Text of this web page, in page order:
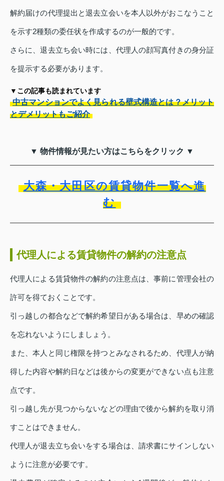
解約届けの代理提出と退去立会いを本人以外がおこなうこと
を示す2種類の委任状を作成するのが一般的です。
さらに、退去立ち会い時には、代理人の顔写真付きの身分証
を提示する必要があります。
▼この記事も読まれています
中古マンションでよく見られる壁式構造とは？メリット
とデメリットもご紹介
▼ 物件情報が見たい方はこちらをクリック ▼
大森・大田区の賃貸物件一覧へ進
む
代理人による賃貸物件の解約の注意点
代理人による賃貸物件の解約の注意点は、事前に管理会社の
許可を得ておくことです。
引っ越しの都合などで解約希望日がある場合は、早めの確認
を忘れないようにしましょう。
また、本人と同じ権限を持つとみなされるため、代理人が納
得した内容や解約日などは後からの変更ができない点も注意
点です。
引っ越し先が見つからないなどの理由で後から解約を取り消
すことはできません。
代理人が退去立ち会いをする場合は、請求書にサインしない
ように注意が必要です。